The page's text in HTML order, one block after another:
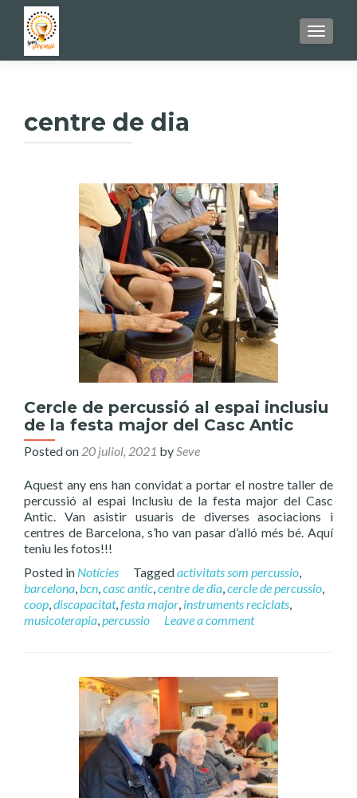
centre de dia
Cercle de percussió al espai inclusiu
de la festa major del Casc Antic
Posted on 20 juliol, 2021 bySeve
Aquest any ens han convidat a portar el nostre taller de
percussió al espai Inclusiu de la festa major del Casc
Antic. Van asistir usuaris de diverses asociacions i
centres de Barcelona, s’ho van pasar d’alló més bé. Aquí
teniu les fotos!!!
Posted in Notícies Taggedactivitats som percussio,
barcelona,bcn,casc antic,centre de dia,cercle de percussio,
coop,discapacitat,festa major, instruments reciclats,
musicoterapia,percussio Leave a comment